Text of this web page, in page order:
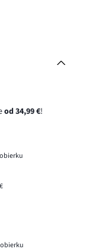
od 34,99 €!